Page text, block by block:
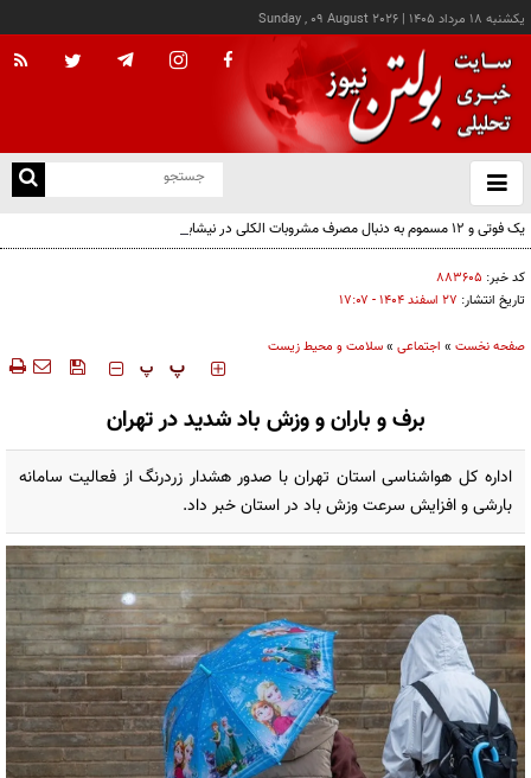
يکشنبه ۱۸ مرداد ۱۴۰۵ |
Sunday , 09 August 2026
باز
و
یک فوتی و ۱۲ مسموم به دنبال مصرف مشروبات الکلی در نیشابور
کد خبر: ۸۸۳۶۰۵
تاریخ انتشار: ۲۷ اسفند ۱۴۰۴ - ۱۷:۰۷
صفحه نخست » اجتماعی »سلامت و محیط زیست
‍‍‍ پ پ
برف و باران و وزش باد شدید در تهران
اداره کل هواشناسی استان تهران با صدور هشدار زردرنگ از فعالیت سامانه
بارشی و افزایش سرعت وزش باد در استان خبر داد.